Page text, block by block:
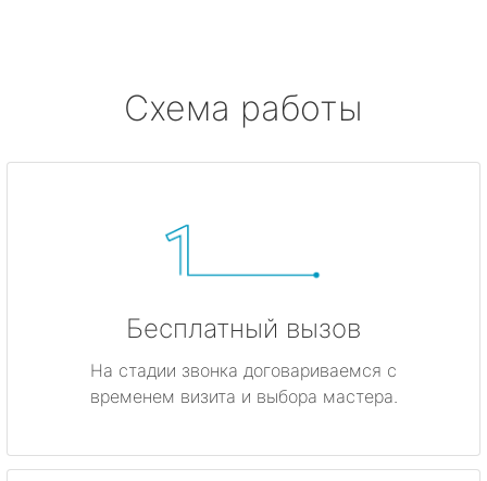
Схема работы
Бесплатный вызов
На стадии звонка договариваемся с
временем визита и выбора мастера.